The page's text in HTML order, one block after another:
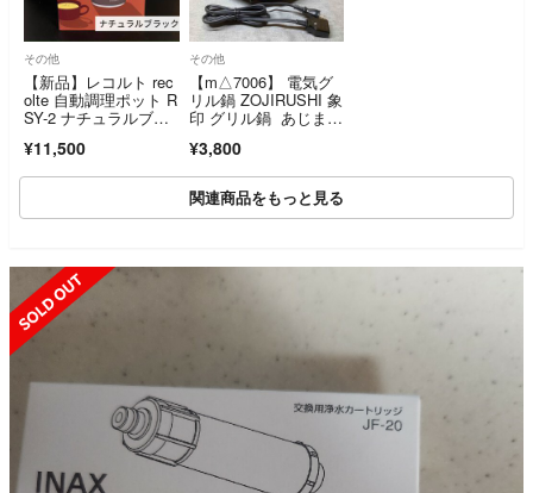
その他
【新品】レコルト rec
olte 自動調理ポット R
SY-2 ナチュラルブラ
¥11,500
その他
【m△7006】 電気グ
リル鍋 ZOJIRUSHI 象
印 グリル鍋 あじま
¥3,800
関連商品をもっと見る